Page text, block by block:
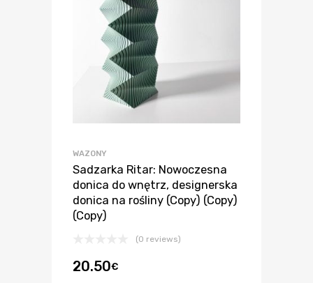
WAZONY
Sadzarka Ritar: Nowoczesna
donica do wnętrz, designerska
donica na rośliny (Copy) (Copy)
(Copy)
(0 reviews)
20.50€